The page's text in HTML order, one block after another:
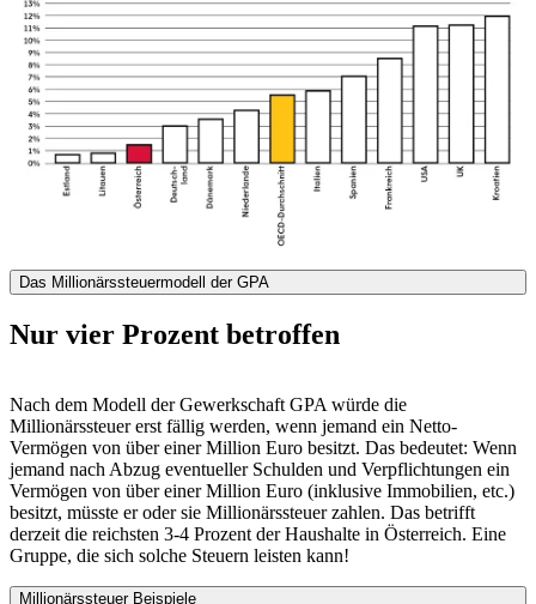
Das Millionärssteuermodell der GPA
Nur vier Prozent betroffen
Nach dem Modell der Gewerkschaft GPA würde die
Millionärssteuer erst fällig werden, wenn jemand ein Netto-
Vermögen von über einer Million Euro besitzt. Das bedeutet: Wenn
jemand nach Abzug eventueller Schulden und Verpflichtungen ein
Vermögen von über einer Million Euro (inklusive Immobilien, etc.)
besitzt, müsste er oder sie Millionärssteuer zahlen. Das betrifft
derzeit die reichsten 3-4 Prozent der Haushalte in Österreich. Eine
Gruppe, die sich solche Steuern leisten kann!
Millionärssteuer Beispiele